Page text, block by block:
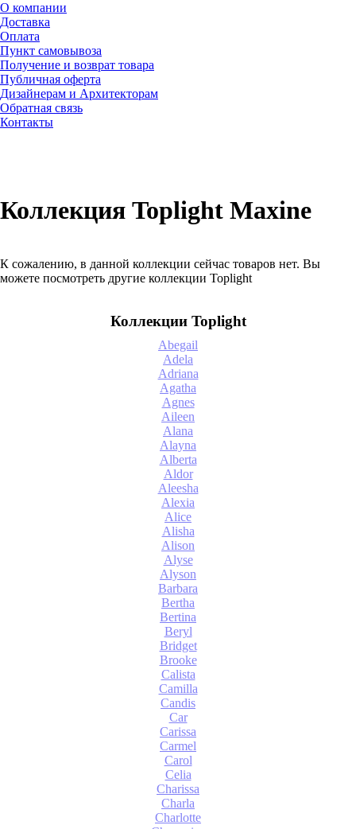
О компании
Доставка
Оплата
Пункт самовывоза
Получение и возврат товара
Публичная оферта
Дизайнерам и Архитекторам
Обратная связь
Контакты
Коллекция Toplight Maxine
К сожалению, в данной коллекции сейчас товаров нет. Вы
можете посмотреть другие коллекции Toplight
Коллекции Toplight
Abegail
Adela
Adriana
Agatha
Agnes
Aileen
Alana
Alayna
Alberta
Aldor
Aleesha
Alexia
Alice
Alisha
Alison
Alyse
Alyson
Barbara
Bertha
Bertina
Beryl
Bridget
Brooke
Calista
Camilla
Candis
Car
Carissa
Carmel
Carol
Celia
Charissa
Charla
Charlotte